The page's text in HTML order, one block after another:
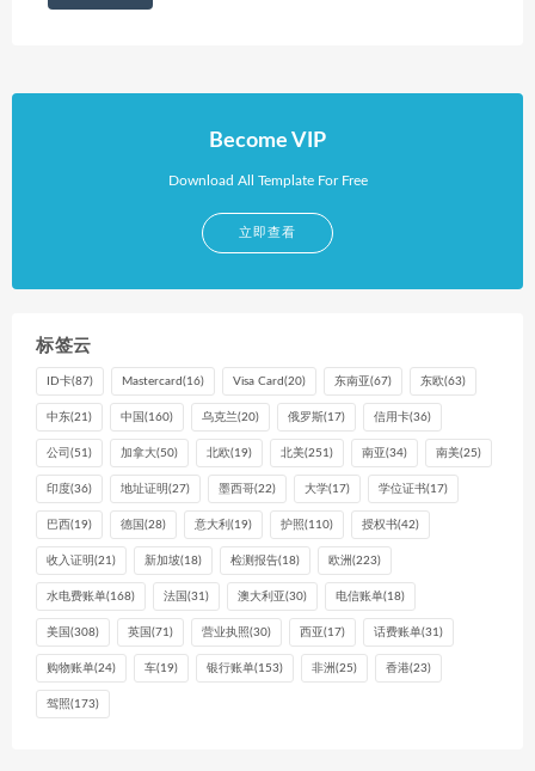
Become VIP
Download All Template For Free
立即查看
标签云
ID卡(87) Mastercard (16) Visa Card (20) 东南亚(67) 东欧(63)
中东(21) 中国 (160) 乌克兰(20) 俄罗斯(17) 信用卡(36)
公司 (51) 加拿大(50) 北欧(19) 北美(251) 南亚(34) 南美(25)
印度(36) 地址证明 (27) 墨西哥(22) 大学(17) 学位证书(17)
巴西(19) 德国 (28) 意大利 (19) 护照(110) 授权书(42)
收入证明 (21) 新加坡(18) 检测报告(18) 欧洲 (223)
水电费账单(168) 法国 (31) 澳大利亚(30) 电信账单(18)
美国 (308) 英国 (71) 营业执照(30) 西亚(17) 话费账单(31)
购物账单(24) 车(19) 银行账单(153) 非洲 (25) 香港(23)
驾照(173)